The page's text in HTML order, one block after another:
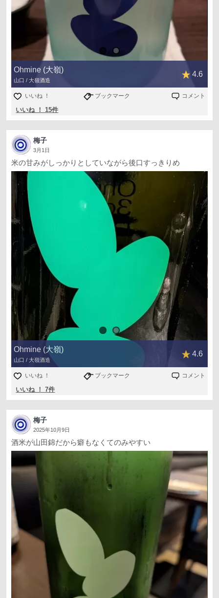
Ohmine (大嶺)
山口 / 大嶺酒造
4.6
いいね ！ ブックマーク コメント
いいね ！ 15件
梅子
3月1日
米の甘みがしっかりとしていながら後口すっきりめ
Ohmine (大嶺)
山口 / 大嶺酒造
4.6
いいね ！ ブックマーク コメント
いいね ！ 7件
梅子
2025年10月9日
酒米が山田錦だから癖もなくてのみやすい